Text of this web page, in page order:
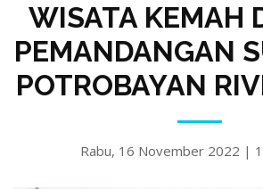
WISATA KEMAH
PEMANDANGAN
POTROBAYAN
Rabu, 16 November 2022 |